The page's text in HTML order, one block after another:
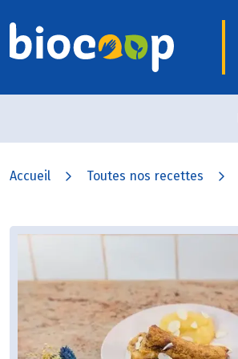
Accueil Toutes nos recettes